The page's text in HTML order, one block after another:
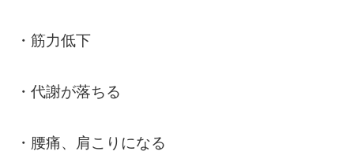
・筋力低下
・代謝が落ちる
・腰痛、肩こりになる